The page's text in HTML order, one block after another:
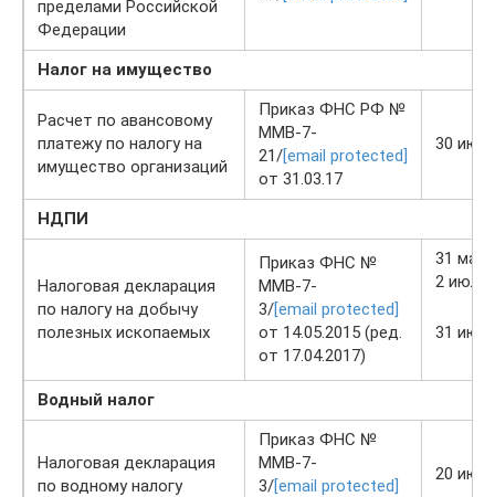
пределами Российской
Федерации
Налог на имущество
Расчет по авансовому
платежу по налогу на
имущество организаций
Приказ ФНС РФ №
ММВ-7-
21/[email protected]
от 31.03.17
30
НДПИ
Налоговая декларация
по налогу на добычу
полезных ископаемых
Приказ ФНС №
ММВ-7-
3/[email protected]
от 14.05.2015 (ред.
от 17.04.2017)
31 мая
2 июля
31
Водный налог
Налоговая декларация
по водному налогу
Приказ ФНС №
ММВ-7-
3/[email protected]
20